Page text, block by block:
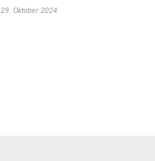
29. Oktober 2024